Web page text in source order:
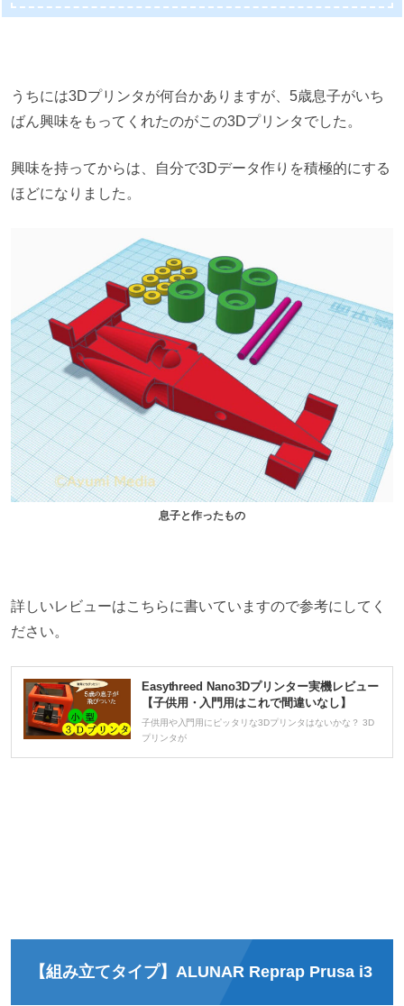
うちには3Dプリンタが何台かありますが、5歳息子がいち
ばん興味をもってくれたのがこの3Dプリンタでした。
興味を持ってからは、自分で3Dデータ作りを積極的にする
ほどになりました。
息子と作ったもの
詳しいレビューはこちらに書いていますので参考にしてく
ださい。
Easythreed Nano3Dプリンター実機レビュー
【子供用・入門用はこれで間違いなし】
子供用や入門用にピッタリな3Dプリンタはないかな？ 3D
プリンタが
【組み立てタイプ】ALUNAR Reprap Prusa i3